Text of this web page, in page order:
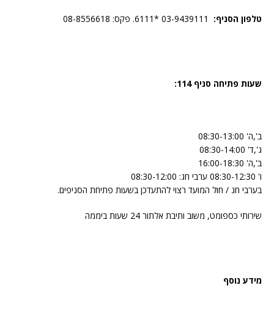
טלפון הסניף:
שעות פתיחה סניף 114:
ב',ה' 08:30-13:00
ג',ד' 08:30-14:00
ב',ה' 16:00-18:30
ו' 08:30-12:30 ערבי חג: 08:30-12:00
בערבי חג / חול המועד רצוי להתעדכן בשעות פתיחת הסניפים.
שירותי כספומט, משוב ותיבת אלתור 24 שעות ביממה
מידע נוסף